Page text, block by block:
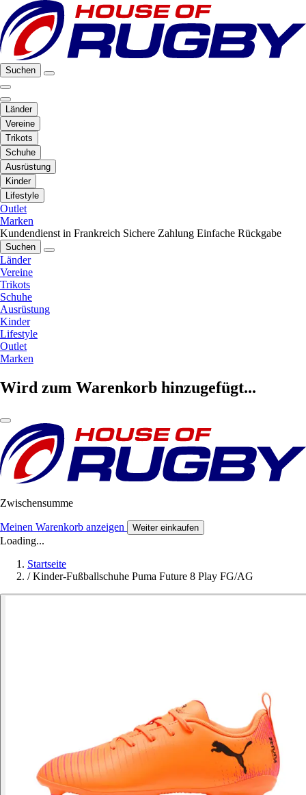
Suchen
Länder
Vereine
Trikots
Schuhe
Ausrüstung
Kinder
Lifestyle
Outlet
Marken
Kundendienst in Frankreich Sichere Zahlung Einfache Rückgabe
Suchen
Länder
Vereine
Trikots
Schuhe
Ausrüstung
Kinder
Lifestyle
Outlet
Marken
Wird zum Warenkorb hinzugefügt...
Zwischensumme
Meinen Warenkorb anzeigen Weiter einkaufen
Loading...
Startseite
/ Kinder-Fußballschuhe Puma Future 8 Play FG/AG